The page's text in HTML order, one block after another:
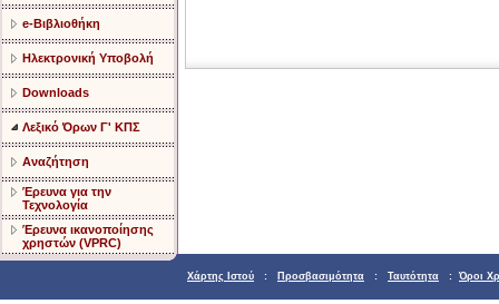
e-Βιβλιοθήκη
Ηλεκτρονική Υποβολή
Downloads
Λεξικό Όρων Γ' ΚΠΣ
Αναζήτηση
Έρευνα για την
Τεχνολογία
Έρευνα ικανοποίησης
χρηστών (VPRC)
Χάρτης Ιστού : Προσβασιμότητα : Ταυτότητα : Όροι